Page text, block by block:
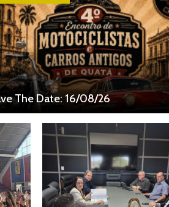
The Date: 16/08/26